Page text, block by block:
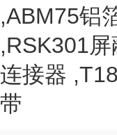
,ABM75铝
,RSK301
连接器 ,
带